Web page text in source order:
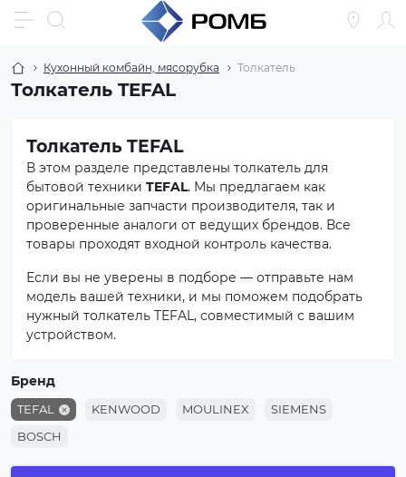
Кухонный комбайн, мясорубка Толкатель
Толкатель TEFAL
Толкатель TEFAL
В этом разделе представлены толкатель для
бытовой техники TEFAL. Мы предлагаем как
оригинальные запчасти производителя, так и
проверенные аналоги от ведущих брендов. Все
товары проходят входной контроль качества.
Если вы не уверены в подборе — отправьте нам
модель вашей техники, и мы поможем подобрать
нужный толкатель TEFAL, совместимый с вашим
устройством.
Бренд
TEFAL KENWOOD MOULINEX
SIEMENS
BOSCH